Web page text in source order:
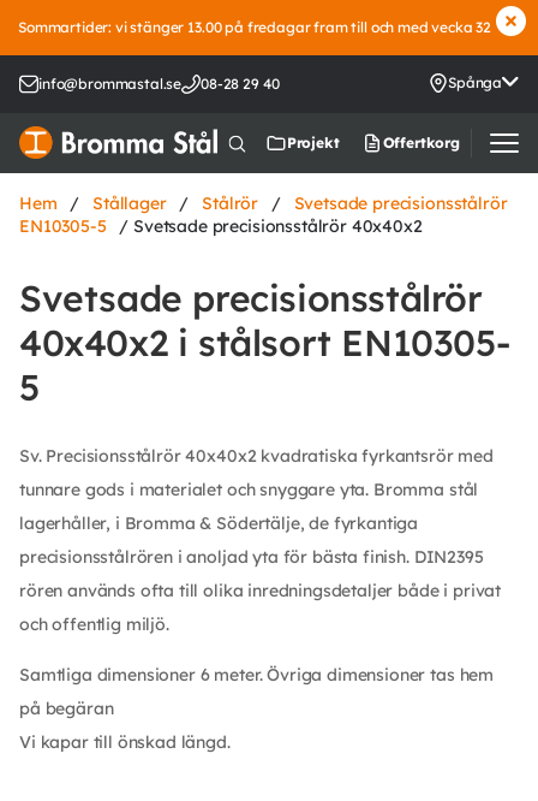
Sommartider: vi stänger 13.00 på fredagar fram till och med vecka 32
info@brommastal.se 08-28 29 40 Spånga
Projekt Offertkorg
Hem / Stållager / Stålrör /
Svetsade precisionsstålrör
EN10305-5
/ Svetsade precisionsstålrör 40x40x2
Svetsade precisionsstålrör
40x40x2 i stålsort EN10305-
5
Sv. Precisionsstålrör 40x40x2 kvadratiska fyrkantsrör med
tunnare gods i materialet och snyggare yta. Bromma stål
lagerhåller, i Bromma & Södertälje, de fyrkantiga
precisionsstålrören i anoljad yta för bästa finish. DIN2395
rören används ofta till olika inredningsdetaljer både i privat
och offentlig miljö.
Samtliga dimensioner 6 meter. Övriga dimensioner tas hem
på begäran
Vi kapar till önskad längd.